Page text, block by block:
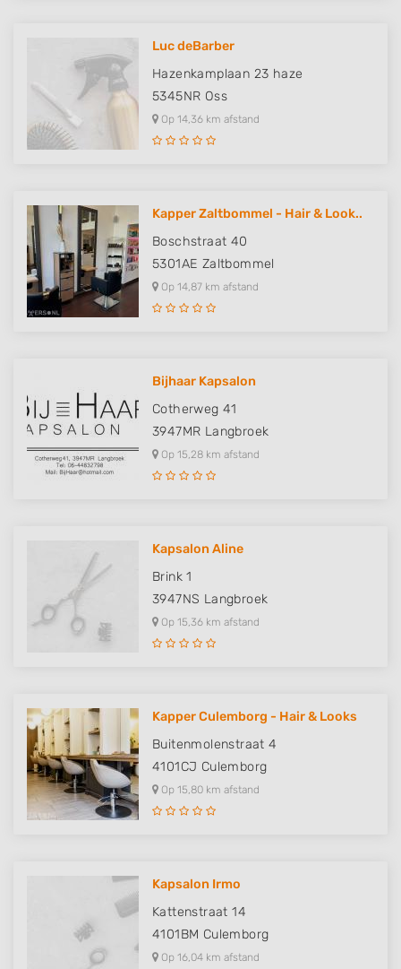
Luc deBarber
Hazenkamplaan 23 haze
5345NR Oss
Op 14,36 km afstand
Kapper Zaltbommel - Hair & Look..
Boschstraat 40
5301AE Zaltbommel
Op 14,87 km afstand
Bijhaar Kapsalon
Cotherweg 41
3947MR Langbroek
Op 15,28 km afstand
Kapsalon Aline
Brink 1
3947NS Langbroek
Op 15,36 km afstand
Kapper Culemborg - Hair & Looks
Buitenmolenstraat 4
4101CJ Culemborg
Op 15,80 km afstand
Kapsalon Irmo
Kattenstraat 14
4101BM Culemborg
Op 16,04 km afstand